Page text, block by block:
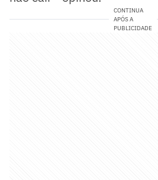
CONTINUA
APÓS A
PUBLICIDADE